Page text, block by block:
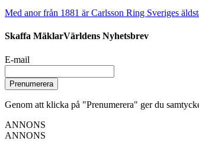
Med anor från 1881 är Carlsson Ring Sveriges
Skaffa MäklarVärldens Nyhetsbrev
E-mail
Prenumerera
Genom att klicka på "Prenumerera" ger du
ANNONS
ANNONS